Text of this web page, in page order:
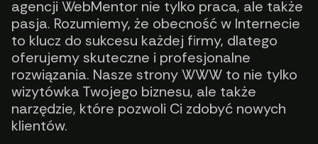
agencji WebMentor nie tylko praca, ale także
pasja. Rozumiemy, że obecność w Internecie
to klucz do sukcesu każdej firmy, dlatego
oferujemy skuteczne i profesjonalne
rozwiązania. Nasze strony WWW to nie tylko
wizytówka Twojego biznesu, ale także
narzędzie, które pozwoli Ci zdobyć nowych
klientów.